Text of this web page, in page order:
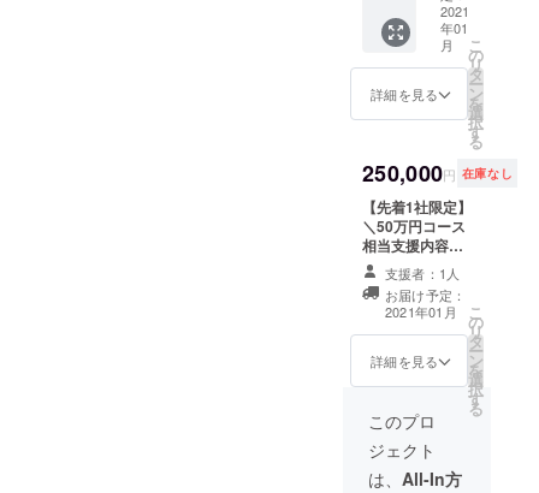
載くだ
さい
・法人
名をぬ
りえ本
にクレ
ジット
or ロゴ
掲載
※ご希望
の法人
名を必
ず備考
欄にご
ださ
い。掲
載をご
希望さ
れない
をご記
載くだ
さい
2021
年01
月
詳細を見る
こ
の
リ
タ
ー
ン
を
選
択
す
る
250,000円 在庫なし
【先着1社限定】
＼50万円コース
相当支援内容／
・お礼のメッ
セージ ・法人名
をぬりえ本にク
レジット or ロゴ
掲載（大） ※ご
希望の法人名を
支援者：1人
お届け予定：
2021年01月
詳細を見る
こ
の
リ
タ
ー
ン
を
選
択
す
る
このプロ
ジェクト
は、 All-In方